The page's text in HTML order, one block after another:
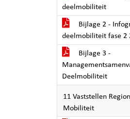
deelmobiliteit
Bijlage 2 -
deelmobiliteit fase 2
Bijlage 3 -
Deelmobiliteit
11 Vaststellen
Mobiliteit